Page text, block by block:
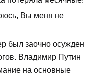
Вы меня не
был заочно осужден
Владимир Путин
на основные